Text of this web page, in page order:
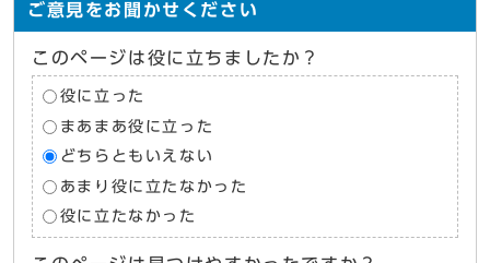
ご意見をお聞かせください
このページは役に立ちましたか？
役に立った
まあまあ役に立った
どちらともいえない
あまり役に立たなかった
役に立たなかった